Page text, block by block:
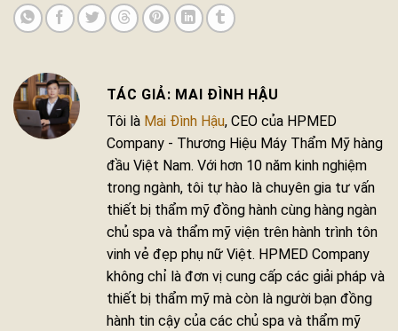
MAI ĐÌNH HẬU
Tôi là Mai Đình Hậu, CEO của HPMED
Company - Thương Hiệu Máy Thẩm Mỹ hàng
đầu Việt Nam. Với hơn 10 năm kinh nghiệm
trong ngành, tôi tự hào là chuyên gia tư vấn
thiết bị thẩm mỹ đồng hành cùng hàng ngàn
chủ spa và thẩm mỹ viện trên hành trình tôn
vinh vẻ đẹp phụ nữ Việt. HPMED Company
không chỉ là đơn vị cung cấp các giải pháp và
thiết bị thẩm mỹ mà còn là người bạn đồng
hành tin cậy của các chủ spa và thẩm mỹ